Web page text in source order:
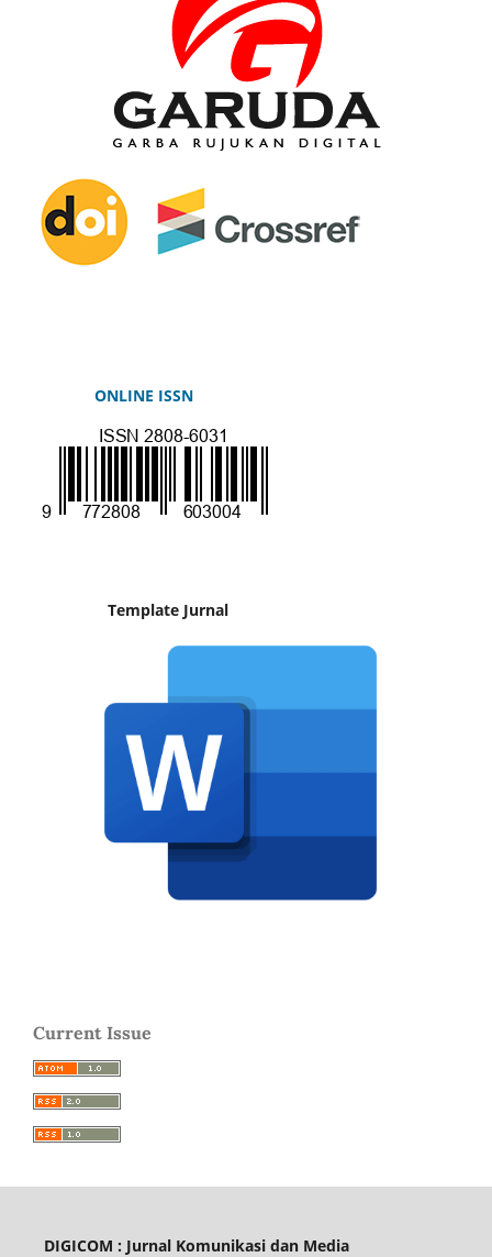
ONLINE ISSN
Template Jurnal
Current Issue
DIGICOM : Jurnal Komunikasi dan Media